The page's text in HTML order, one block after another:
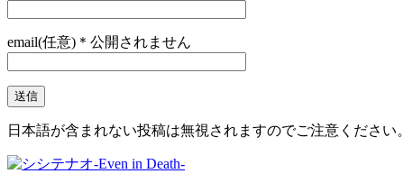
email(任意)＊公開されません
日本語が含まれない投稿は無視されますのでご注意ください